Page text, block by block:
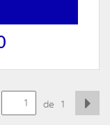
de 1